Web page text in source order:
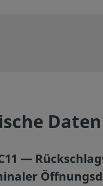
entsprechende
Alle Rechte vorbehalten.
Daten
—